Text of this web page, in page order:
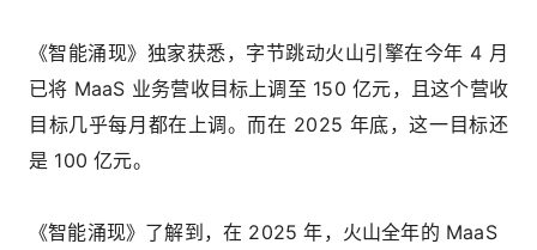
《智能涌现》独家获悉，字节跳动火山引擎在今年 4 月
已将 MaaS 业务营收目标上调至 150 亿元，且这个营收
目标几乎每月都在上调。而在 2025 年底，这一目标还
是 100 亿元。
《智能涌现》了解到，在 2025 年，火山全年的 MaaS